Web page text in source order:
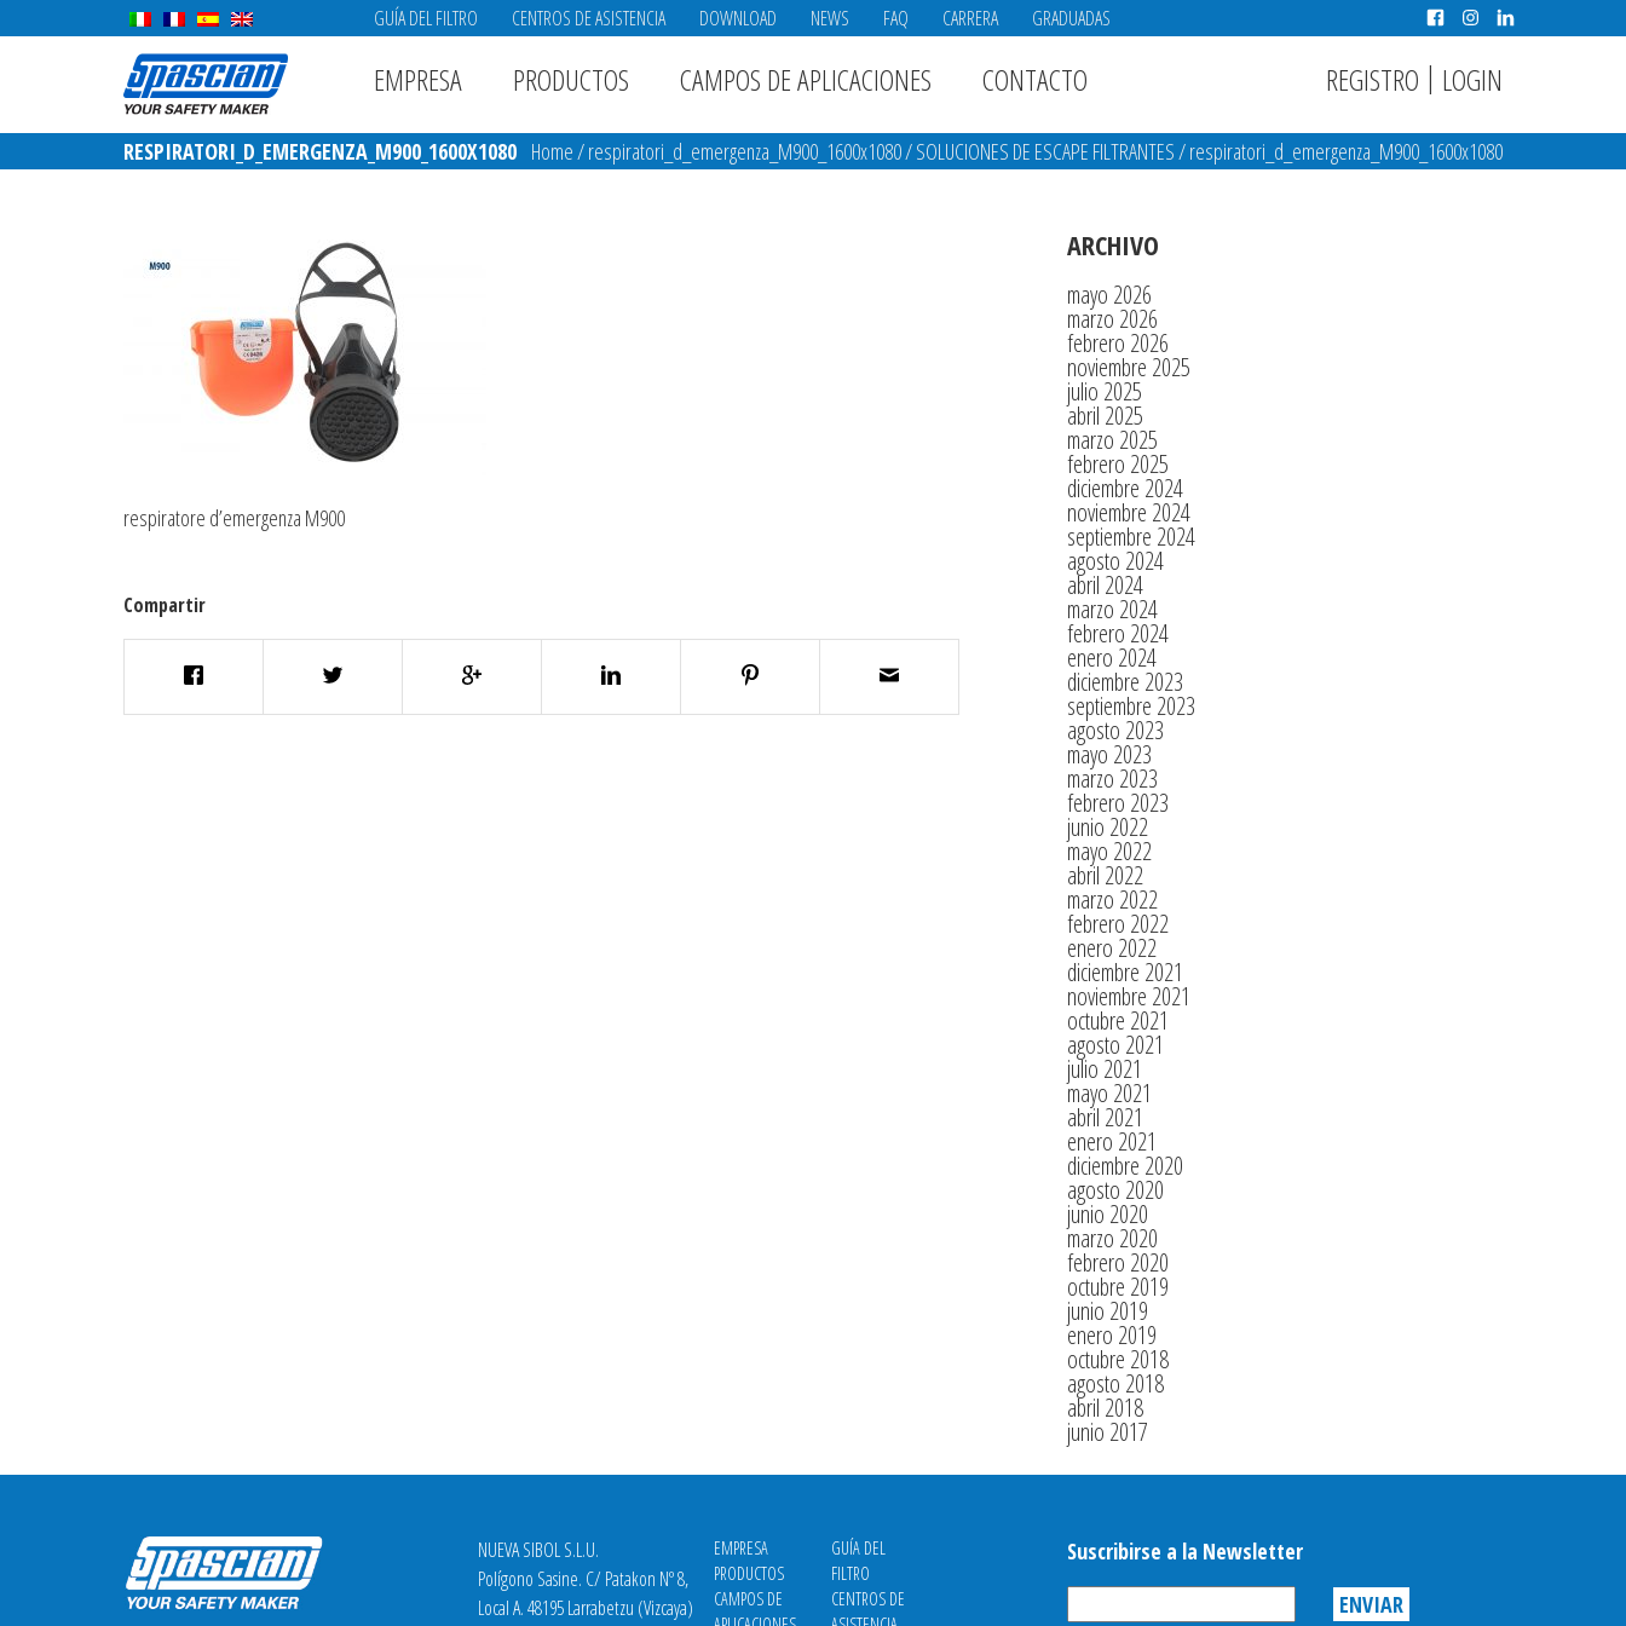
GUÍA DEL FILTRO CENTROS DE ASISTENCIA DOWNLOAD NEWS FAQ CARRERA GRADUADAS
EMPRESA PRODUCTOS CAMPOS DE APLICACIONES CONTACTO REGISTRO | LOGIN
RESPIRATORI_D_EMERGENZA_M900_1600X1080 Home/respiratori_d_emergenza_M900_1600x1080/SOLUCIONES DE ESCAPE FILTRANTES/respiratori_d_emergenza_M900_1600x1080
respiratore d’emergenza M900
Compartir
ARCHIVO
mayo 2026
marzo 2026
febrero 2026
noviembre 2025
julio 2025
abril 2025
marzo 2025
febrero 2025
diciembre 2024
noviembre 2024
septiembre 2024
agosto 2024
abril 2024
marzo 2024
febrero 2024
enero 2024
diciembre 2023
septiembre 2023
agosto 2023
mayo 2023
marzo 2023
febrero 2023
junio 2022
mayo 2022
abril 2022
marzo 2022
febrero 2022
enero 2022
diciembre 2021
noviembre 2021
octubre 2021
agosto 2021
julio 2021
mayo 2021
abril 2021
enero 2021
diciembre 2020
agosto 2020
junio 2020
marzo 2020
febrero 2020
octubre 2019
junio 2019
enero 2019
octubre 2018
agosto 2018
abril 2018
junio 2017
NUEVA SIBOL S.L.U.
Polígono Sasine. C/ Patakon Nº 8,
Local A. 48195 Larrabetzu (Vizcaya)
EMPRESA
PRODUCTOS
CAMPOS DE
GUÍA DEL
FILTRO
CENTROS DE
Suscribirse a la Newsletter